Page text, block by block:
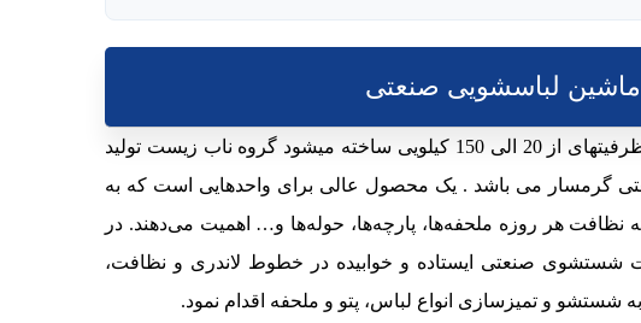
ماشین لباسشویی صنعتی
که در ظرفیتهای از 20 الی 150 کیلویی ساخته میشود گروه ناب زیست تولید
گرمسار می باشد . یک محصول عالی برای واحدهایی است که به
نظافت هر روزه ملحفه‌ها، پارچه‌ها، حوله‌ها و… اهمیت می‌دهند. در
شستشوی صنعتی ایستاده و خوابیده در خطوط لاندری و نظافت،
شستشو و تمیزسازی انواع لباس، پتو و ملحفه اقدام نمود.